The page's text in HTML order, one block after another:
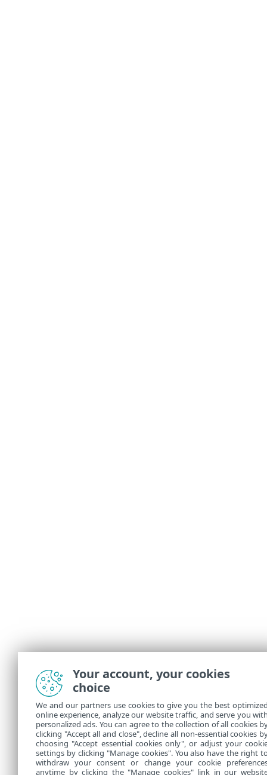
Your account, your cookies
choice
We and our partners use cookies to give you the best
online experience, analyze our website traffic, and serve you
personalized ads. You can agree to the collection of all cookies
clicking "Accept all and close", decline all non-essential cookies
choosing "Accept essential cookies only", or adjust your
settings by clicking "Manage cookies". You also have the right
withdraw your consent or change your cookie
anytime by clicking the "Manage cookies" link in our